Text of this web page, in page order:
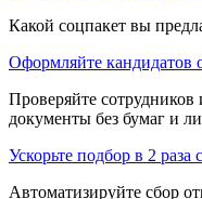
Какой соцпакет вы
Оформляйте кандидатов
Проверяйте
документы без бумаг и
Ускорьте подбор в 2 раза
Автоматизируйте сбор